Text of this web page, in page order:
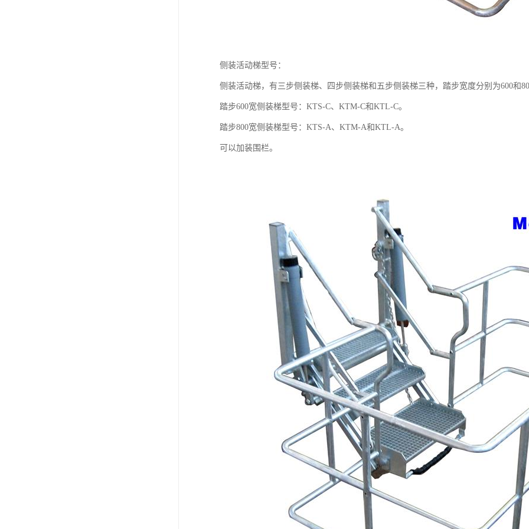
侧装活动梯型号：
侧装活动梯，有三步侧装梯、四步侧装梯和五步侧装梯三种，踏步宽度分别为600和
踏步600宽侧装梯型号：KTS-C、KTM-C和KTL-C。
踏步800宽侧装梯型号：KTS-A、KTM-A和KTL-A。
可以加装围栏。